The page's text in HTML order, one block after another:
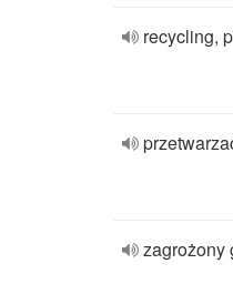
recycling,
zagrożony